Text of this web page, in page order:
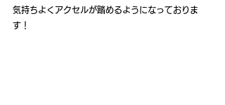
気持ちよくアクセルが踏めるようになっておりま
す！